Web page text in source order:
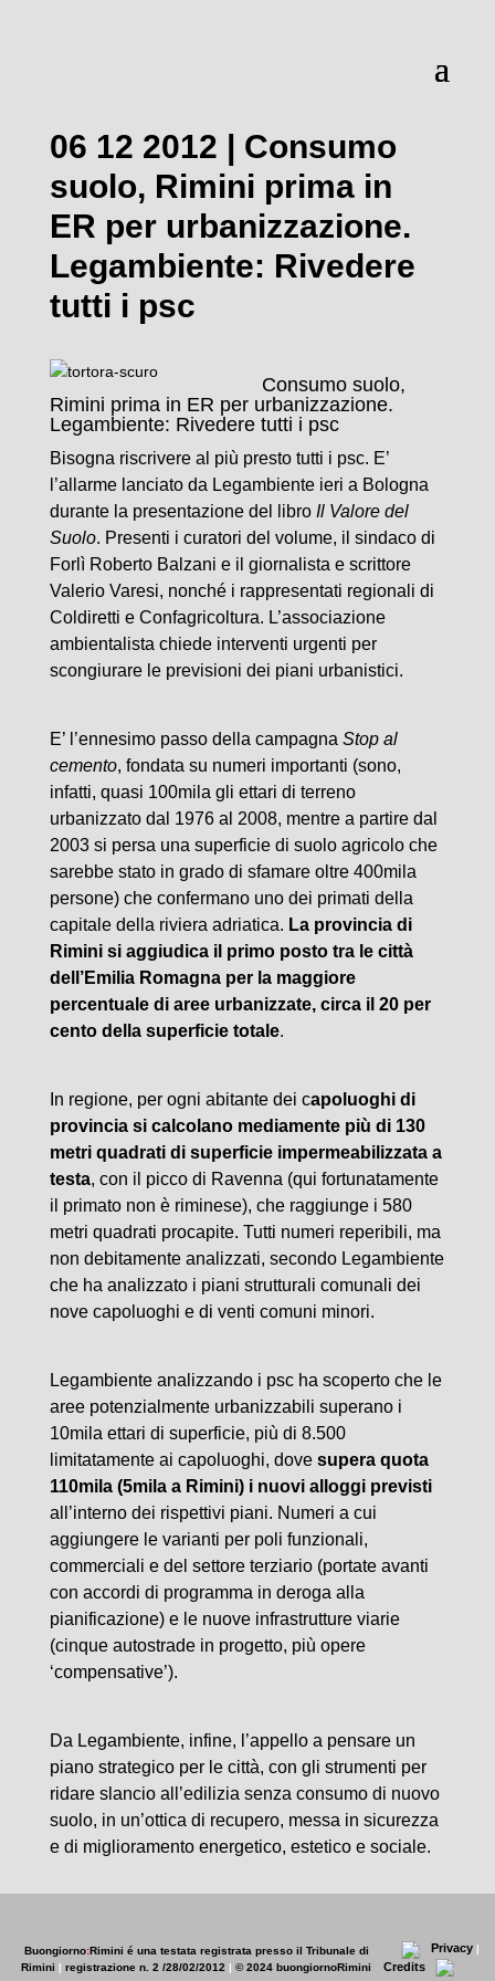
06 12 2012 | Consumo
suolo, Rimini prima in
ER per urbanizzazione.
Legambiente: Rivedere
tutti i psc
Consumo suolo,
Rimini prima in ER per urbanizzazione.
Legambiente: Rivedere tutti i psc
Bisogna riscrivere al più presto tutti i psc. E’
l’allarme lanciato da Legambiente ieri a Bologna
durante la presentazione del libro Il Valore del
Suolo. Presenti i curatori del volume, il sindaco di
Forlì Roberto Balzani e il giornalista e scrittore
Valerio Varesi, nonché i rappresentati regionali di
Coldiretti e Confagricoltura. L’associazione
ambientalista chiede interventi urgenti per
scongiurare le previsioni dei piani urbanistici.
E’ l’ennesimo passo della campagna Stop al
cemento, fondata su numeri importanti (sono,
infatti, quasi 100mila gli ettari di terreno
urbanizzato dal 1976 al 2008, mentre a partire dal
2003 si persa una superficie di suolo agricolo che
sarebbe stato in grado di sfamare oltre 400mila
persone) che confermano uno dei primati della
capitale della riviera adriatica. La provincia di
Rimini si aggiudica il primo posto tra le città
dell’Emilia Romagna per la maggiore
percentuale di aree urbanizzate, circa il 20 per
cento della superficie totale.
In regione, per ogni abitante dei capoluoghi di
provincia si calcolano mediamente più di 130
metri quadrati di superficie impermeabilizzata a
testa, con il picco di Ravenna (qui fortunatamente
il primato non è riminese), che raggiunge i 580
metri quadrati procapite. Tutti numeri reperibili, ma
non debitamente analizzati, secondo Legambiente
che ha analizzato i piani strutturali comunali dei
nove capoluoghi e di venti comuni minori.
Legambiente analizzando i psc ha scoperto che le
aree potenzialmente urbanizzabili superano i
10mila ettari di superficie, più di 8.500
limitatamente ai capoluoghi, dove supera quota
110mila (5mila a Rimini) i nuovi alloggi previsti
all’interno dei rispettivi piani. Numeri a cui
aggiungere le varianti per poli funzionali,
commerciali e del settore terziario (portate avanti
con accordi di programma in deroga alla
pianificazione) e le nuove infrastrutture viarie
(cinque autostrade in progetto, più opere
‘compensative’).
Da Legambiente, infine, l’appello a pensare un
piano strategico per le città, con gli strumenti per
ridare slancio all’edilizia senza consumo di nuovo
suolo, in un’ottica di recupero, messa in sicurezza
e di miglioramento energetico, estetico e sociale.
Buongiorno:Rimini é una testata registrata presso il Tribunale di
Rimini | registrazione n. 2 /28/02/2012 | © 2024 buongiornoRimini
Privacy |
Credits